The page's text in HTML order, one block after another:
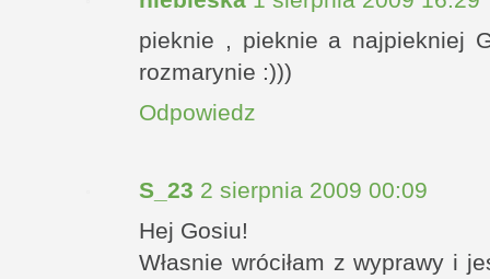
pieknie , pieknie a najpiekniej
rozmarynie :)))
Odpowiedz
S_23 2 sierpnia 2009 00:09
Hej Gosiu!
Własnie wróciłam z wyprawy i